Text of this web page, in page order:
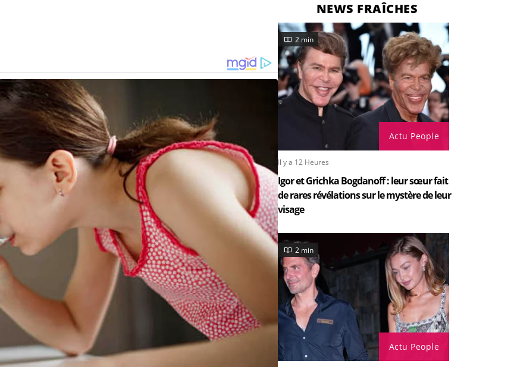
NEWS FRAÎCHES
Actu People
2 min
Il y a 12 Heures
Igor et Grichka Bogdanoff : leur sœur fait
de rares révélations sur le mystère de leur
visage
Actu People
2 min